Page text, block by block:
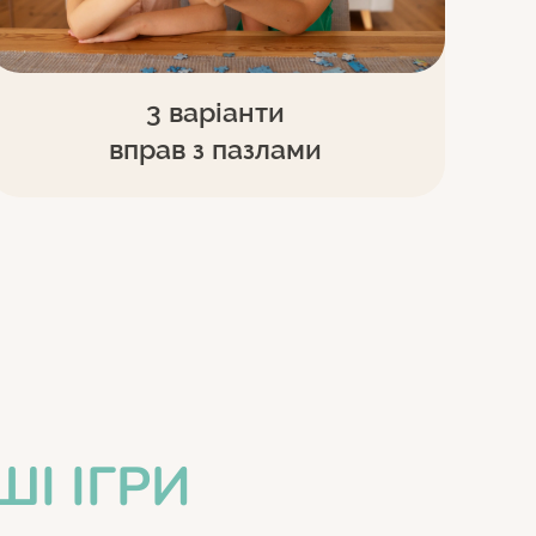
3 варіанти
вправ з пазлами
ІГРИ